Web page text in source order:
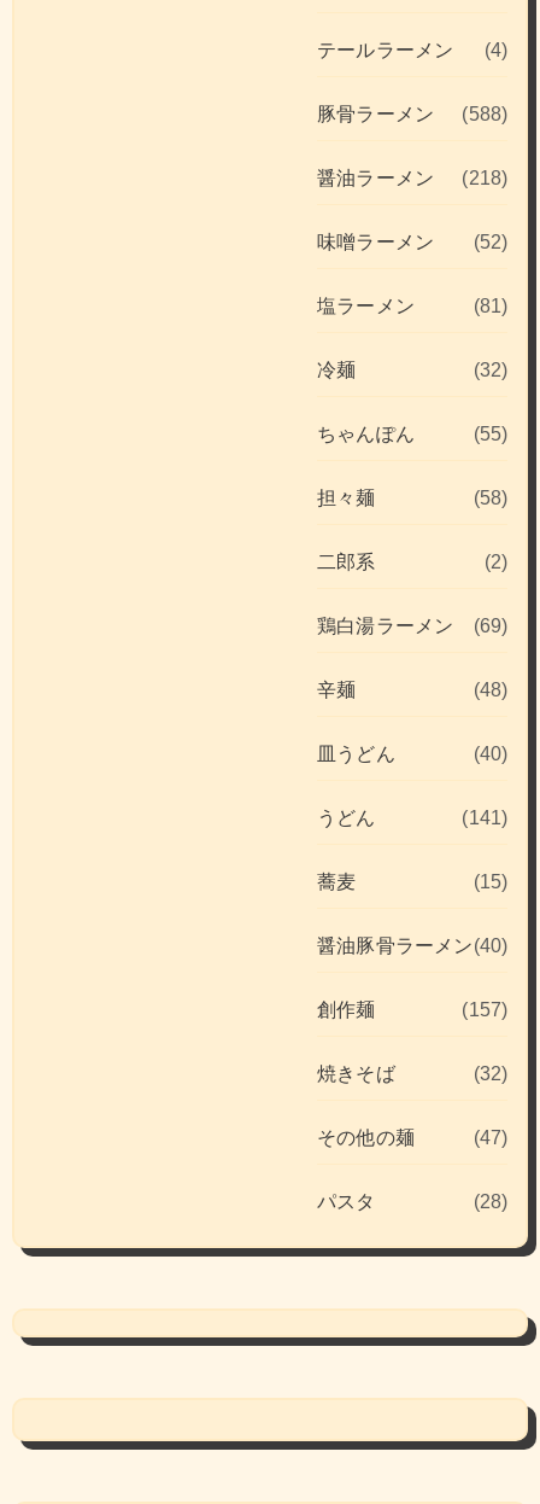
テールラーメン (4)
豚骨ラーメン (588)
醤油ラーメン (218)
味噌ラーメン (52)
塩ラーメン (81)
冷麺 (32)
ちゃんぽん (55)
担々麺 (58)
二郎系 (2)
鶏白湯ラーメン (69)
辛麺 (48)
皿うどん (40)
うどん (141)
蕎麦 (15)
醤油豚骨ラーメン(40)
創作麺 (157)
焼きそば (32)
その他の麺 (47)
パスタ (28)